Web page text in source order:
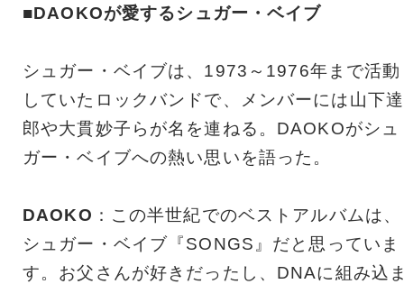
■DAOKOが愛するシュガー・ベイブ
シュガー・ベイブは、1973～1976年まで活動
していたロックバンドで、メンバーには山下達
郎や大貫妙子らが名を連ねる。DAOKOがシュ
ガー・ベイブへの熱い思いを語った。
DAOKO ：この半世紀でのベストアルバムは、
シュガー・ベイブ『SONGS』だと思っていま
す。お父さんが好きだったし、DNAに組み込